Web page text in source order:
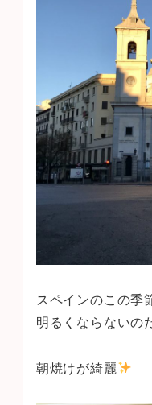
スペインのこの季
明るくならないの
朝焼けが綺麗